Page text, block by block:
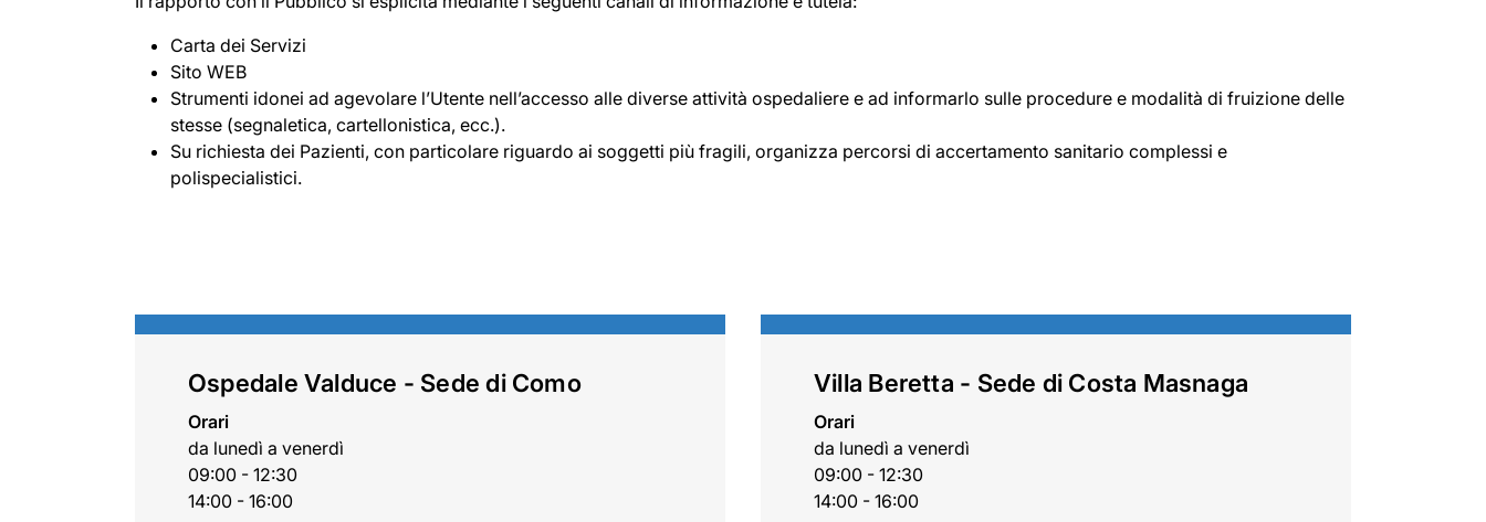
Carta dei Servizi
Sito WEB
Strumenti idonei ad agevolare l’Utente nell’accesso alle diverse attività ospedaliere e ad informarlo sulle procedure e modalità di fruizione delle
stesse (segnaletica, cartellonistica, ecc.).
Su richiesta dei Pazienti, con particolare riguardo ai soggetti più fragili, organizza percorsi di accertamento sanitario complessi e
polispecialistici.
Ospedale Valduce - Sede di Como
Orari
da lunedì a venerdì
09:00 - 12:30
14:00 - 16:00
Villa Beretta - Sede di Costa Masnaga
Orari
da lunedì a venerdì
09:00 - 12:30
14:00 - 16:00